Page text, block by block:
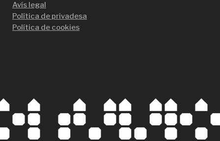
Avís legal
Política de privadesa
Política de cookies